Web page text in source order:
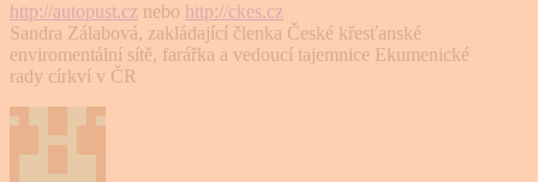
http://autopust.cz nebo http://ckes.cz
Sandra Zálabová, zakládající členka České křesťanské
enviromentální sítě, farářka a vedoucí tajemnice Ekumenické
rady církví v ČR